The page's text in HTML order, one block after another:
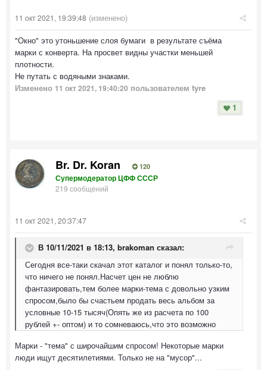
11 окт 2021, 19:39:48 (изменено)
"Окно" это утоньшение слоя бумаги в результате съёма
марки с конверта. На просвет видны участки меньшей
плотности.
Не путать с водяными знаками.
Изменено 11 окт 2021, 19:40:20 пользователем tyre
1
Br. Dr. Koran 120
Супермодератор ЦФФ СССР
219 сообщений
11 окт 2021, 20:37:47
В 10/11/2021 в 18:13, brakoman сказал:
Сегодня все-таки скачал этот каталог и понял только-то,
что ничего не понял.Насчет цен не люблю
фантазировать,тем более марки-тема с довольно узким
спросом,было бы счастьем продать весь альбом за
условные 10-15 тысяч(Опять же из расчета по 100
рублей +- оптом) и то сомневаюсь,что это возможно
Марки - "тема" с широчайшим спросом! Некоторые марки
люди ищут десятилетиями. Только не на "мусор"...